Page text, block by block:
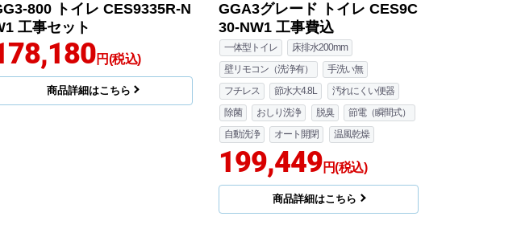
800 トイレ CES9335R-N
工事セット
円(税込)
商品詳細はこちら
GGA3グレード トイレ CES9C
30-NW1 工事費込
一体型トイレ
床排水200mm
壁リモコン（洗浄有）
手洗い無
フチレス
節水大4.8L
汚れにくい便器
除菌
おしり洗浄 脱臭
節電（瞬間式）
自動洗浄
オート開閉 温風乾燥
199,449円(税込)
商品詳細はこちら